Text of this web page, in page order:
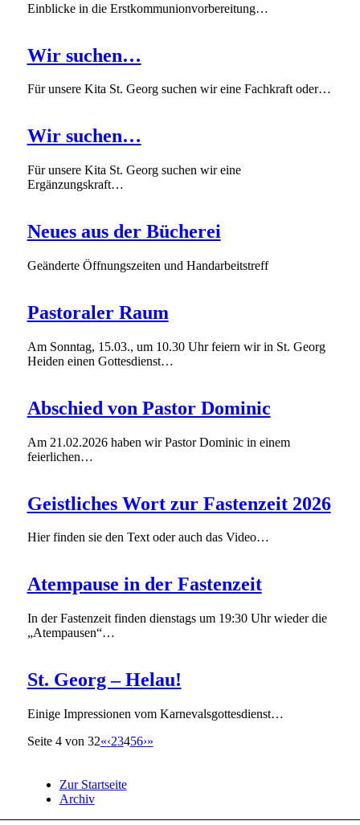
Einblicke in die Erstkommunionvorbereitung…
Wir suchen…
Für unsere Kita St. Georg suchen wir eine Fachkraft oder…
Wir suchen…
Für unsere Kita St. Georg suchen wir eine
Ergänzungskraft…
Neues aus der Bücherei
Geänderte Öffnungszeiten und Handarbeitstreff
Pastoraler Raum
Am Sonntag, 15.03., um 10.30 Uhr feiern wir in St. Georg
Heiden einen Gottesdienst…
Abschied von Pastor Dominic
Am 21.02.2026 haben wir Pastor Dominic in einem
feierlichen…
Geistliches Wort zur Fastenzeit 2026
Hier finden sie den Text oder auch das Video…
Atempause in der Fastenzeit
In der Fastenzeit finden dienstags um 19:30 Uhr wieder die
„Atempausen“…
St. Georg – Helau!
Einige Impressionen vom Karnevalsgottesdienst…
Seite 4 von 32«‹23456›»
Zur Startseite
Archiv